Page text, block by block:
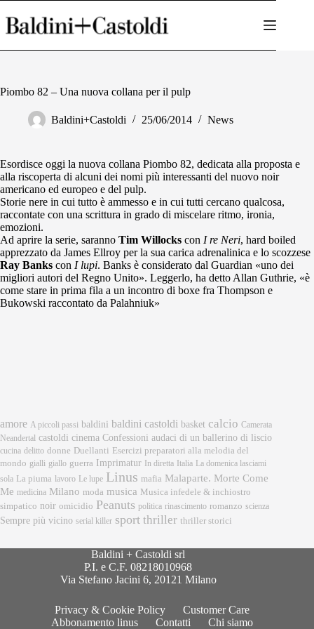
al
contenuto
Piombo 82 – Una nuova collana per il pulp
Baldini+Castoldi 25/06/2014 News
Esordisce oggi la nuova collana Piombo 82, dedicata alla proposta e
alla riscoperta di alcuni dei nomi più interessanti del nuovo noir
americano ed europeo e del pulp.
Storie nere in cui tutto è ammesso e in cui tutti cercano qualcosa,
raccontate con una scrittura in grado di miscelare ritmo, ironia,
emozioni.
Ad aprire la serie, saranno Tim Willocks con I re Neri, hard boiled
apprezzato da James Ellroy per la sua carica adrenalinica e lo scozzese
Ray Banks con I lupi. Banks è considerato dal Guardian «uno dei
migliori autori del Regno Unito». Leggerlo, ha detto Allan Guthrie, «è
come stare in prima fila a un incontro di boxe fra Thompson e
Bukowski raccontato da Palahniuk»
amore A piccoli passi baldini baldini castoldi basket calcio Camerata
Neandertal castoldi cinema Confessioni audaci di un ballerino di liscio
cucina delitto donne Duellanti Esercizi preparatori alla melodia del
mondo gialli giallo guerra Imprimatur In diretta Italia La domenica lasciami
sola La piuma lavoro Le lupe Linus mafia Malaparte. Morte Come
Me medicina Milano moda musica Musica infedele & inchiostro
simpatico noir omicidio Peanuts politica rinascimento romanzo scienza
Sempre più vicino serial killer sport thriller thriller storici
Baldini + Castoldi srl
P.I. e C.F. 08218010968
Via Stefano Jacini 6, 20121 Milano
Privacy & Cookie Policy
Customer Care
Abbonamento linus
Contatti Chi siamo